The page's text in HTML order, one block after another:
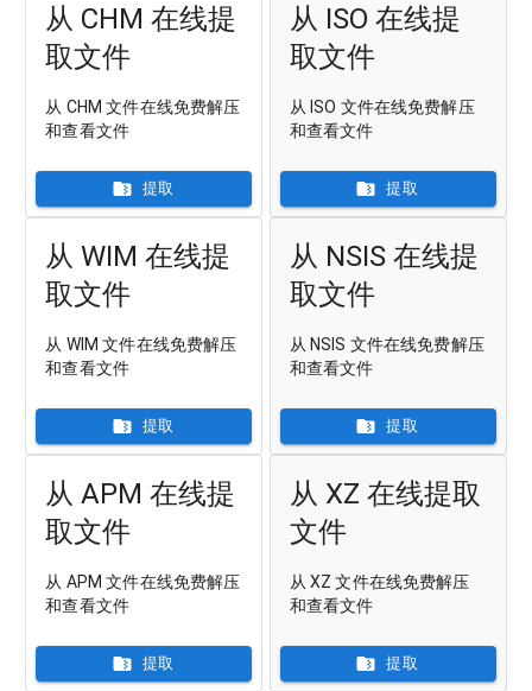
从 CHM 在线提
取文件
从 CHM 文件在线免费解压
和查看文件
提取
从 ISO 在线提
取文件
从 ISO 文件在线免费解压
和查看文件
提取
从 WIM 在线提
取文件
从 WIM 文件在线免费解压
和查看文件
提取
从 NSIS 在线提
取文件
从 NSIS 文件在线免费解压
和查看文件
提取
从 APM 在线提
取文件
从 APM 文件在线免费解压
和查看文件
提取
从 XZ 在线提取
文件
从 XZ 文件在线免费解压
和查看文件
提取